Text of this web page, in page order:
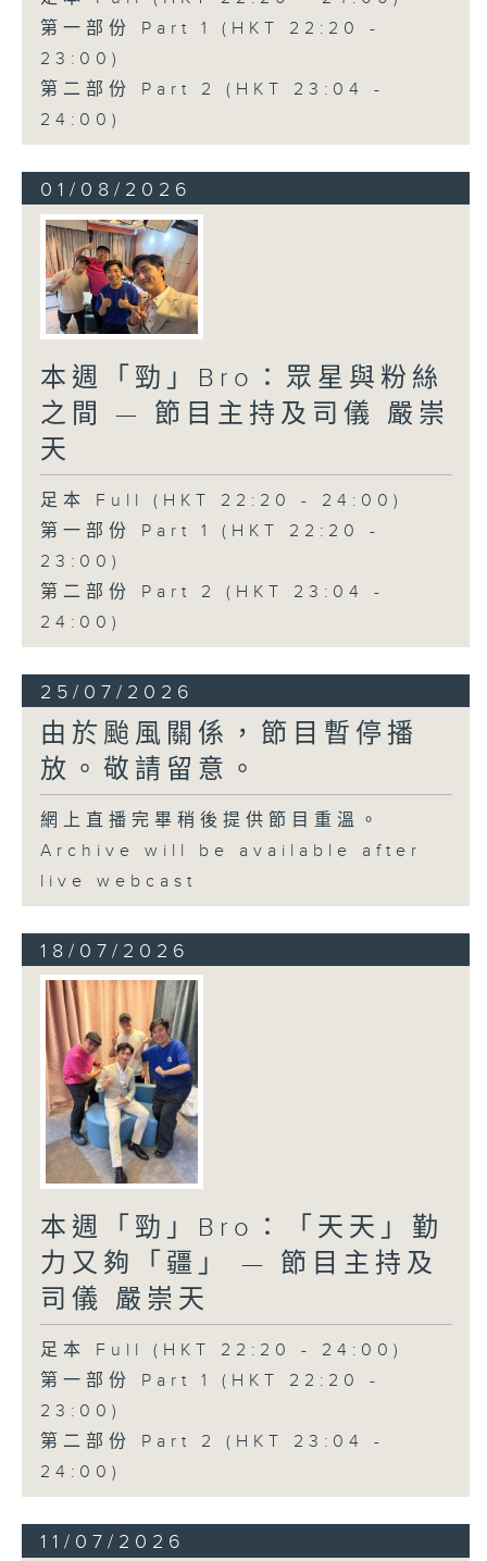
第一部份 Part 1 (HKT 22:20 -
23:00)
第二部份 Part 2 (HKT 23:04 -
24:00)
01/08/2026
本週「勁」Bro：眾星與粉絲
之間 — 節目主持及司儀 嚴崇
天
足本 Full (HKT 22:20 - 24:00)
第一部份 Part 1 (HKT 22:20 -
23:00)
第二部份 Part 2 (HKT 23:04 -
24:00)
25/07/2026
由於颱風關係，節目暫停播
放。敬請留意。
網上直播完畢稍後提供節目重溫。
Archive will be available after
live webcast
18/07/2026
本週「勁」Bro：「天天」勤
力又夠「疆」 — 節目主持及
司儀 嚴崇天
足本 Full (HKT 22:20 - 24:00)
第一部份 Part 1 (HKT 22:20 -
23:00)
第二部份 Part 2 (HKT 23:04 -
24:00)
11/07/2026